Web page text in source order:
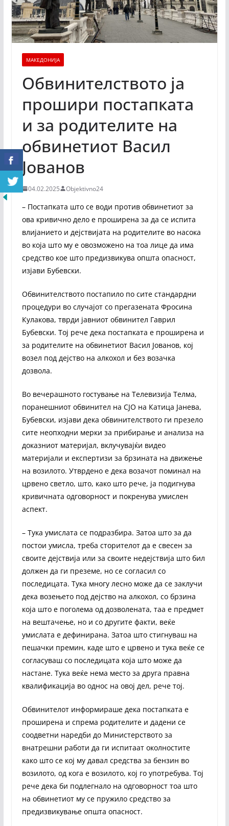
МАКЕДОНИЈА
Обвинителството ја
прошири постапката
и за родителите на
обвинетиот Васил
Јованов
04.02.2025 Objektivno24
– Постапката што се води против обвинетиот за
ова кривично дело е проширена за да се испита
влијанието и дејствијата на родителите во насока
во која што му е овозможено на тоа лице да има
средство кое што предизвикува општа опасност,
изјави Бубевски.
Обвинителството постапило по сите стандардни
процедури во случајот со прегазената Фросина
Кулакова, тврди јавниот обвинител Гаврил
Бубевски. Тој рече дека постапката е проширена и
за родителите на обвинетиот Васил Јованов, кој
возел под дејство на алкохол и без возачка
дозвола.
Во вечерашното гостување на Телевизија Телма,
поранешниот обвинител на СЈО на Катица Јанева,
Бубевски, изјави дека обвинителството ги презело
сите неопходни мерки за прибирање и анализа на
доказниот материјал, вклучувајќи видео
материјали и експертизи за брзината на движење
на возилото. Утврдено е дека возачот поминал на
црвено светло, што, како што рече, ја подигнува
кривичната одговорност и покренува умислен
аспект.
– Тука умислата се подразбира. Затоа што за да
постои умисла, треба сторителот да е свесен за
своите дејствија или за своите недејствија што бил
должен да ги преземе, но се согласил со
последицата. Тука многу лесно може да се заклучи
дека возењето под дејство на алкохол, со брзина
која што е поголема од дозволената, таа е предмет
на вештачење, но и со другите факти, веќе
умислата е дефинирана. Затоа што стигнуваш на
пешачки премин, каде што е црвено и тука веќе се
согласуваш со последицата која што може да
настане. Тука веќе нема место за друга правна
квалификација во однос на овој дел, рече тој.
Обвинителот информираше дека постапката е
проширена и спрема родителите и дадени се
соодветни наредби до Министерството за
внатрешни работи да ги испитаат околностите
како што се кој му давал средства за бензин во
возилото, од кога е возилото, кој го употребува. Тој
рече дека би подлегнало на одговорност тоа што
на обвинетиот му се пружило средство за
предизвикување општа опасност.